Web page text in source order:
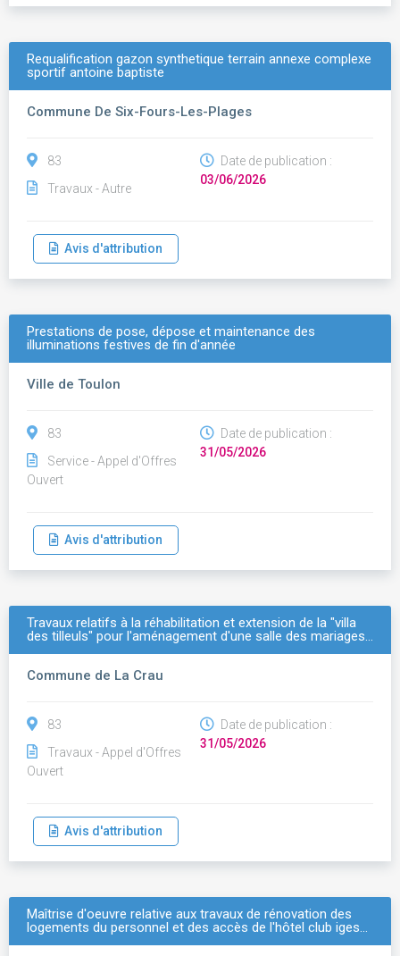
Requalification gazon synthetique terrain annexe complexe
sportif antoine baptiste
Commune De Six-Fours-Les-Plages
83
Travaux - Autre
Date de publication :
03/06/2026
Avis d'attribution
Prestations de pose, dépose et maintenance des
illuminations festives de fin d'année
Ville de Toulon
83
Service - Appel d'Offres
Ouvert
Date de publication :
31/05/2026
Avis d'attribution
Travaux relatifs à la réhabilitation et extension de la "villa
des tilleuls" pour l'aménagement d'une salle des mariages…
Commune de La Crau
83
Travaux - Appel d'Offres
Ouvert
Date de publication :
31/05/2026
Avis d'attribution
Maîtrise d'oeuvre relative aux travaux de rénovation des
logements du personnel et des accès de l'hôtel club iges…